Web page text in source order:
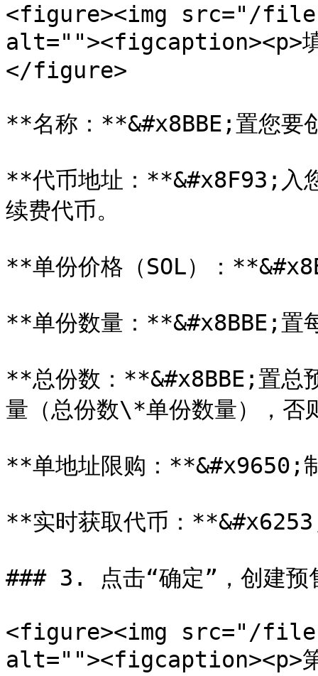
<figure><img src="/files/
alt=""><figcaption><p>
</figure>
**名称：**&#x8BBE;置您要
**代币地址：**&#x8F93;入
续费代币。
**单份价格（SOL）：
**单份数量：**&#x8BBE;置
**总份数：**&#x8BBE;置总
量（总份数\*单份数量），否
**单地址限购：**&#x9650;
**实时获取代币：
### 3. 点击“确定”，创建预
<figure><img src="/files/
alt=""><figcaption><p>第